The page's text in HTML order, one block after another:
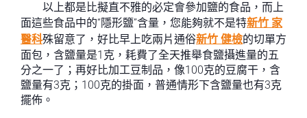
以上都是比擬直不雅的必定會參加鹽的食品，而上
面這些食品中的“隱形鹽”含量，您能夠就不是特新竹 家
醫科殊留意了，好比早上吃兩片通俗新竹 健檢的切單方
面包，含鹽量是1克，耗費了全天推舉食鹽攝進量的五
分之一了；再好比加工豆制品，像100克的豆腐干，含
鹽量有3克；100克的掛面，普通情形下含鹽量也有3克
擺佈。